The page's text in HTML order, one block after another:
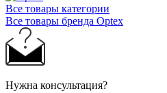
Все товары категории
Все товары бренда Optex
Нужна консультация?